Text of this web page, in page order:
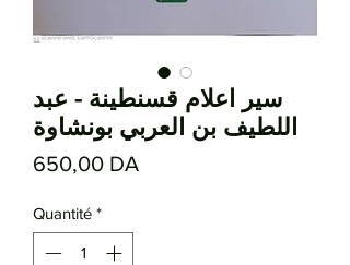
سير اعلام قسنطينة - عبد
اللطيف بن العربي بونشاوة
650,00 DA
Quantité *